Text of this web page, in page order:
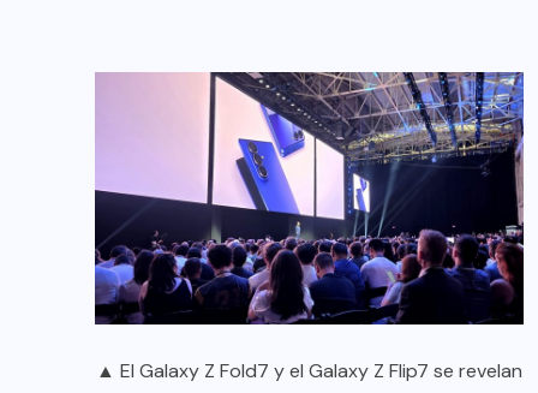
▲ El Galaxy Z Fold7 y el Galaxy Z Flip7 se revelan